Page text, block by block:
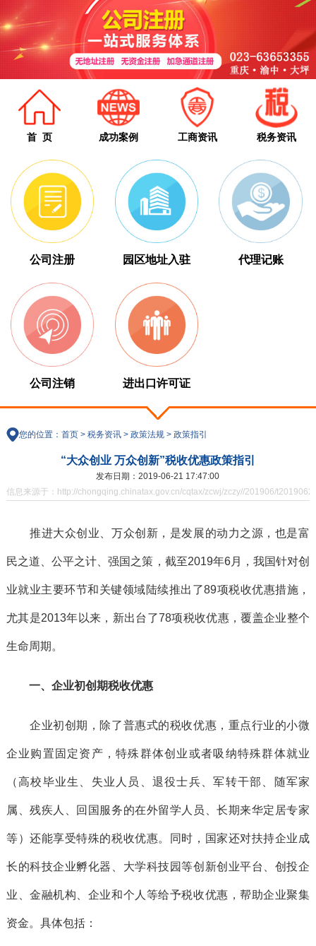
首 页 成功案例 工商资讯 税务资讯
公司注册 园区地址入驻 代理记账
公司注销 进出口许可证
您的位置： 首页> 税务资讯> 政策法规> 政策指引
“大众创业 万众创新”税收优惠政策指引
发布日期：2019-06-21 17:47:00
信息来源于：http://chongqing.chinatax.gov.cn/cqtax/zcwj/zczy//201906/
推进大众创业、万众创新，是发展的动力之源，也是富
民之道、公平之计、强国之策，截至2019年6月，我国针对创
业就业主要环节和关键领域陆续推出了89项税收优惠措施，
尤其是2013年以来，新出台了78项税收优惠，覆盖企业整个
生命周期。
一、企业初创期税收优惠
企业初创期，除了普惠式的税收优惠，重点行业的小微
企业购置固定资产，特殊群体创业或者吸纳特殊群体就业
（高校毕业生、失业人员、退役士兵、军转干部、随军家
属、残疾人、回国服务的在外留学人员、长期来华定居专家
等）还能享受特殊的税收优惠。同时，国家还对扶持企业成
长的科技企业孵化器、大学科技园等创新创业平台、创投企
业、金融机构、企业和个人等给予税收优惠，帮助企业聚集
资金。具体包括：